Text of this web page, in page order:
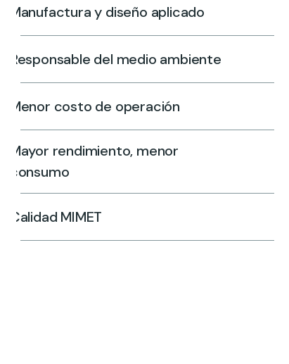
Manufactura y diseño aplicado
Responsable del medio ambiente
Menor costo de operación
Mayor rendimiento, menor
consumo
Calidad MIMET